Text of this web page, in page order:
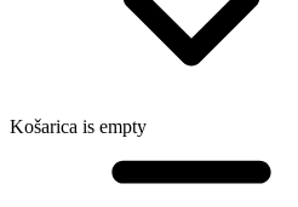
Košarica is empty